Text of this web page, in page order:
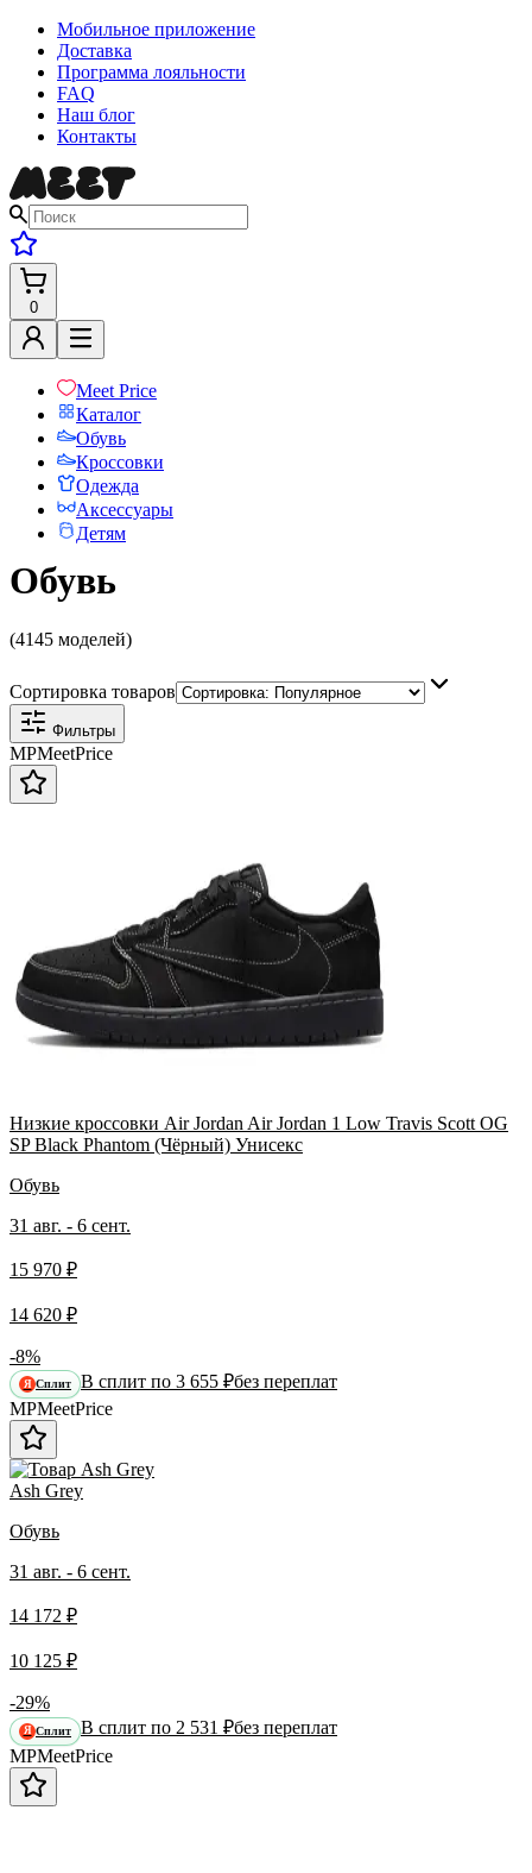
Мобильное приложение
Доставка
Программа лояльности
FAQ
Наш блог
Контакты
0
Meet Price
Каталог
Обувь
Кроссовки
Одежда
Аксессуары
Детям
Обувь
(4145 моделей)
Сортировка товаров
Фильтры
MPMeetPrice
Низкие кроссовки Air Jordan Air Jordan 1 Low Travis Scott OG
SP Black Phantom (Чёрный) Унисекс
Обувь
31 авг. - 6 сент.
15 970 ₽
14 620 ₽
-8%
Я Сплит В сплит по 3 655 ₽без переплат
MPMeetPrice
Ash Grey
Обувь
31 авг. - 6 сент.
14 172 ₽
10 125 ₽
-29%
Я Сплит В сплит по 2 531 ₽без переплат
MPMeetPrice